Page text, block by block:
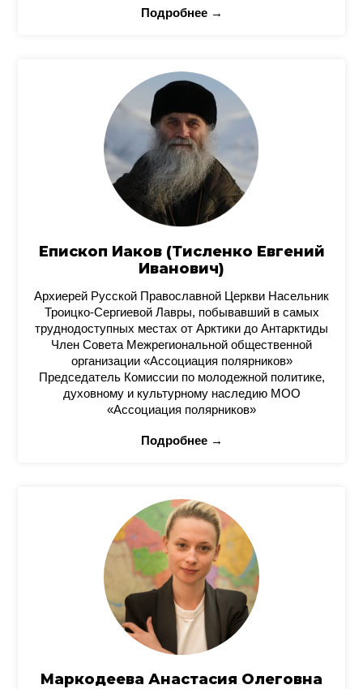
Подробнее →
Епископ Иаков (Тисленко Евгений
Иванович)
Архиерей Русской Православной Церкви Насельник
Троицко-Сергиевой Лавры, побывавший в самых
труднодоступных местах от Арктики до Антарктиды
Член Совета Межрегиональной общественной
организации «Ассоциация полярников»
Председатель Комиссии по молодежной политике,
духовному и культурному наследию МОО
«Ассоциация полярников»
Подробнее →
Маркодеева Анастасия Олеговна